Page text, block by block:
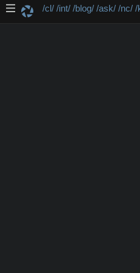
/cl/ /int/ /blog/ /ask/ /nc/ /